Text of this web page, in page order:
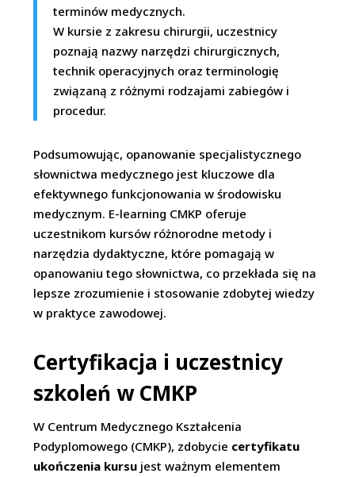
terminów medycznych.
W kursie z zakresu chirurgii, uczestnicy
poznają nazwy narzędzi chirurgicznych,
technik operacyjnych oraz terminologię
związaną z różnymi rodzajami zabiegów i
procedur.
Podsumowując, opanowanie specjalistycznego
słownictwa medycznego jest kluczowe dla
efektywnego funkcjonowania w środowisku
medycznym. E-learning CMKP oferuje
uczestnikom kursów różnorodne metody i
narzędzia dydaktyczne, które pomagają w
opanowaniu tego słownictwa, co przekłada się na
lepsze zrozumienie i stosowanie zdobytej wiedzy
w praktyce zawodowej.
Certyfikacja i uczestnicy
szkoleń w CMKP
W Centrum Medycznego Kształcenia
Podyplomowego (CMKP), zdobycie certyfikatu
ukończenia kursu jest ważnym elementem